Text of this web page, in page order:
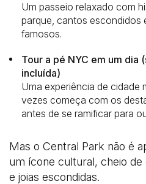
Um passeio relaxado com
parque, cantos escondidos
famosos.
Tour a pé NYC em um dia
incluída)
Uma experiência de cidade
vezes começa com os
antes de se ramificar para
Mas o Central Park não é
um ícone cultural, cheio
e joias escondidas.